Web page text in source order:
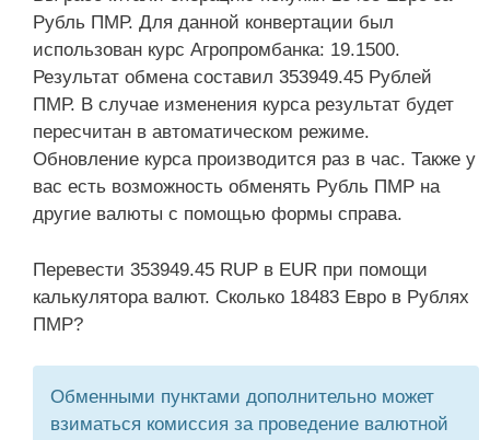
Рубль ПМР. Для данной конвертации был
использован курс Агропромбанка: 19.1500.
Результат обмена составил 353949.45 Рублей
ПМР. В случае изменения курса результат будет
пересчитан в автоматическом режиме.
Обновление курса производится раз в час. Также у
вас есть возможность обменять Рубль ПМР на
другие валюты с помощью формы справа.
Перевести 353949.45 RUP в EUR при помощи
калькулятора валют. Сколько 18483 Евро в Рублях
ПМР?
Обменными пунктами дополнительно может
взиматься комиссия за проведение валютной